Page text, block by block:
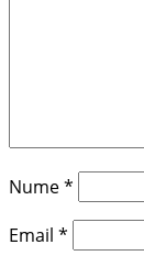
Nume*
Email *